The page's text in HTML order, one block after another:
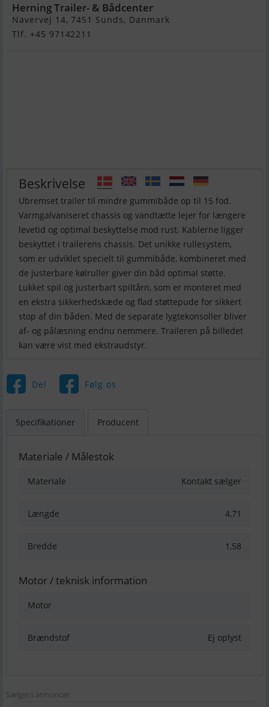
Herning Trailer- & Bådcenter
Navervej 14, 7451 Sunds, Danmark
Tlf. +45 97142211
Beskrivelse
Ubremset trailer til mindre gummibåde op til 15 fod.
Varmgalvaniseret chassis og vandtætte lejer for længere
levetid og optimal beskyttelse mod rust. Kablerne ligger
beskyttet i trailerens chassis. Det unikke rullesystem,
som er udviklet specielt til gummibåde, kombineret med
de justerbare kølruller giver din båd optimal støtte.
Lukket spil og justerbart spiltårn, som er monteret med
en ekstra sikkerhedskæde og flad støttepude for sikkert
stop af din båden. Med de separate lygtekonsoller bliver
af- og pålæsning endnu nemmere. Traileren på billedet
kan være vist med ekstraudstyr.
Del Følg os
Specifikationer Producent
Materiale / Målestok
Materiale Kontakt sælger
Længde 4,71
Bredde 1,58
Motor / teknisk information
Motor
Brændstof Ej oplyst
Sælgers annoncer